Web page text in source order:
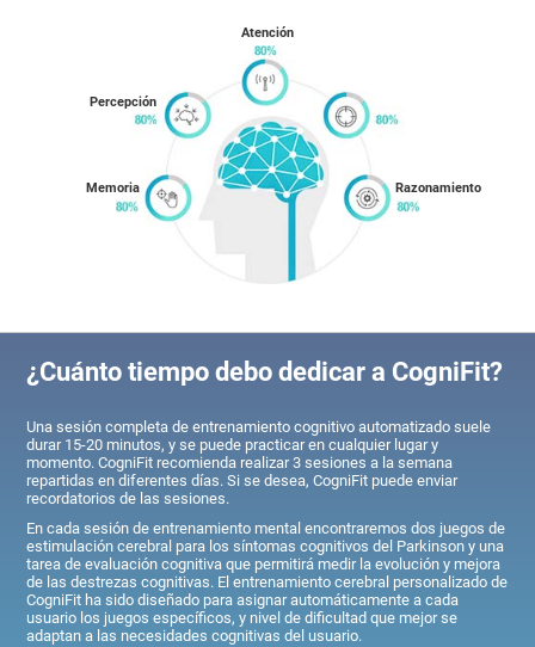
Memoria
Percepción
Atención
Razonamiento
¿Cuánto tiempo debo dedicar a CogniFit?
Una sesión completa de entrenamiento cognitivo automatizado suele
durar 15-20 minutos, y se puede practicar en cualquier lugar y
momento. CogniFit recomienda realizar 3 sesiones a la semana
repartidas en diferentes días. Si se desea, CogniFit puede enviar
recordatorios de las sesiones.
En cada sesión de entrenamiento mental encontraremos dos juegos de
estimulación cerebral para los síntomas cognitivos del Parkinson y una
tarea de evaluación cognitiva que permitirá medir la evolución y mejora
de las destrezas cognitivas. El entrenamiento cerebral personalizado de
CogniFit ha sido diseñado para asignar automáticamente a cada
usuario los juegos específicos, y nivel de dificultad que mejor se
adaptan a las necesidades cognitivas del usuario.